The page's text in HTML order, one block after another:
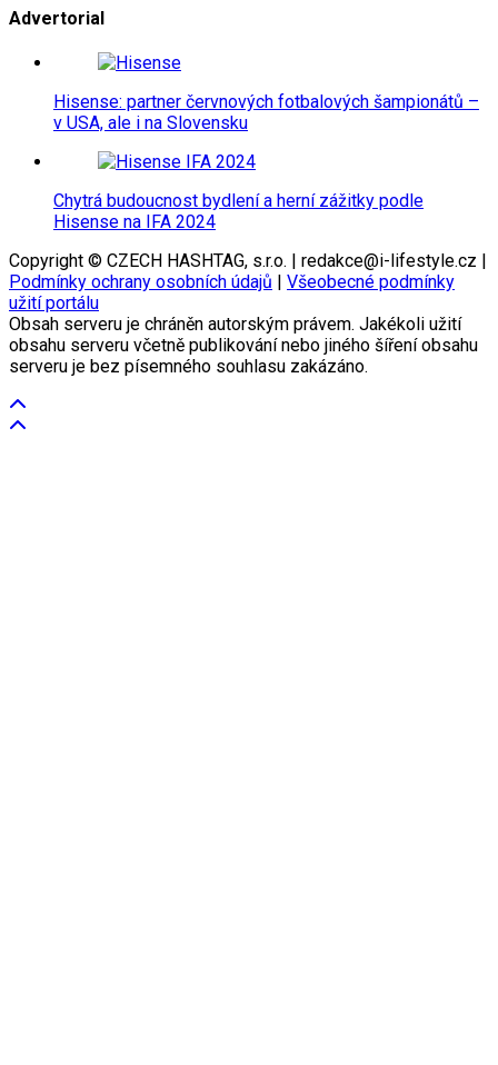
Advertorial
Hisense: partner červnových fotbalových šampionátů –
v USA, ale i na Slovensku
Chytrá budoucnost bydlení a herní zážitky podle
Hisense na IFA 2024
Copyright © CZECH HASHTAG, s.r.o. | redakce@i-lifestyle.cz |
Podmínky ochrany osobních údajů
Všeobecné podmínky
užití portálu
Obsah serveru je chráněn autorským právem. Jakékoli užití
obsahu serveru včetně publikování nebo jiného šíření obsahu
serveru je bez písemného souhlasu zakázáno.